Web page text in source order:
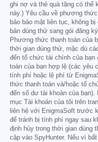
ghi nợ và thẻ quà tặng có thể
này.) Yêu cầu về phương
bảo bảo mật liên tục, không
bản dùng thử sang gói đăng
Phương thức thanh toán của
thời gian dùng thử, mặc dù
đến tổ chức tài chính của
toán của bạn hợp lệ (các yêu
tính phí hoặc lệ phí từ
thức thanh toán và/hoặc tổ
đến số dư tài khoản của bạn).
mục Tài khoản của tôi trên
liên hệ với EnigmaSoft trước
để tránh bị tính phí ngay sau
định hủy trong thời gian dùng
cập vào SpyHunter. Nếu vì